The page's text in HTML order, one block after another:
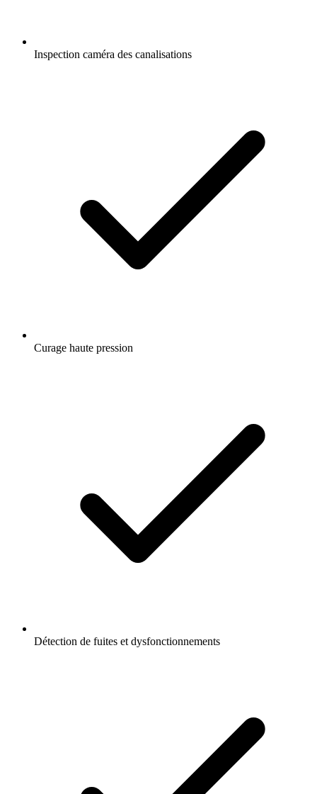
Inspection caméra des canalisations
Curage haute pression
Détection de fuites et dysfonctionnements